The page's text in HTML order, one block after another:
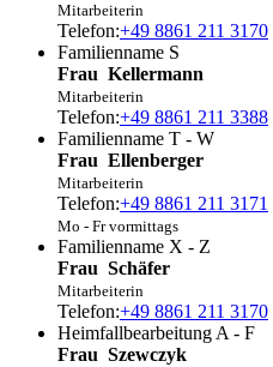
Mitarbeiterin
Telefon:+49 8861 211 3170
Familienname S
Frau Kellermann
Mitarbeiterin
Telefon:+49 8861 211 3388
Familienname T - W
Frau Ellenberger
Mitarbeiterin
Telefon:+49 8861 211 3171
Mo - Fr vormittags
Familienname X - Z
Frau Schäfer
Mitarbeiterin
Telefon:+49 8861 211 3170
Heimfallbearbeitung A - F
Frau Szewczyk